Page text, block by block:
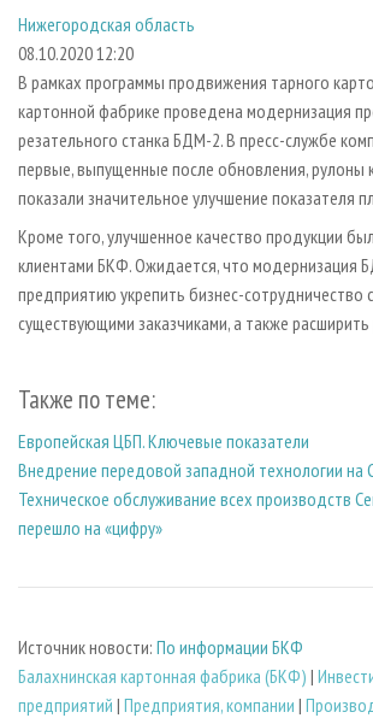
СУШКА ДРЕВЕСИНЫ
ПРОИЗВОДСТВО ДРЕВЕСНЫХ ПЛИТ
ДЕРЕВЯННОЕ ДОМОСТРОЕНИЕ
ПРОИЗВОДСТВО МЕБЕЛИ
БИОЭНЕРГЕТИКА
ЦБП
ИНСТРУМЕНТ И МАТЕРИАЛЫ
ПЕРСОНЫ
МОБИЛЬНЫЕ ВЫСТАВКИ
ОФИЦИАЛЬНЫЕ ДЕЛЕГАЦИИ
ПРИОРИТЕТНЫЕ ИНВЕСТПРОЕКТЫ
RUSSIAN FORESTRY REVIEW
ГАЗЕТА ЛЕСПРОМФОРУМ
БИБЛИОТЕКА СПЕЦИАЛИСТА
КОНТАКТЫ
РЕКЛАМОДАТЕЛЯМ
РЕКЛАМА
РЕКЛАМА НА САЙТЕ
Нижегородская область
08.10.2020 12:20
В рамках программы продвижения тарного
картонной фабрике проведена модернизация
резательного станка БДМ-2. В пресс-службе
первые, выпущенные после обновления, рулоны
показали значительное улучшение показателя
Кроме того, улучшенное качество продукции
клиентами БКФ. Ожидается, что модернизация
предприятию укрепить бизнес-сотрудничество
существующими заказчиками, а также
Также по теме:
Европейская ЦБП. Ключевые показатели
Внедрение передовой западной технологии на
Техническое обслуживание всех производств
перешло на «цифру»
Источник новости: По информации БКФ
Балахнинская картонная фабрика (БКФ) |
предприятий | Предприятия, компании |